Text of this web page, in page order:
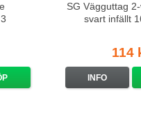
SG Vägguttag
svart infällt
114
INFO